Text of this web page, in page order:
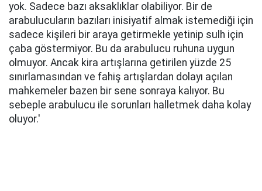
yok. Sadece bazı aksaklıklar olabiliyor. Bir de
arabulucuların bazıları inisiyatif almak istemediği için
sadece kişileri bir araya getirmekle yetinip sulh için
çaba göstermiyor. Bu da arabulucu ruhuna uygun
olmuyor. Ancak kira artışlarına getirilen yüzde 25
sınırlamasından ve fahiş artışlardan dolayı açılan
mahkemeler bazen bir sene sonraya kalıyor. Bu
sebeple arabulucu ile sorunları halletmek daha kolay
oluyor.'